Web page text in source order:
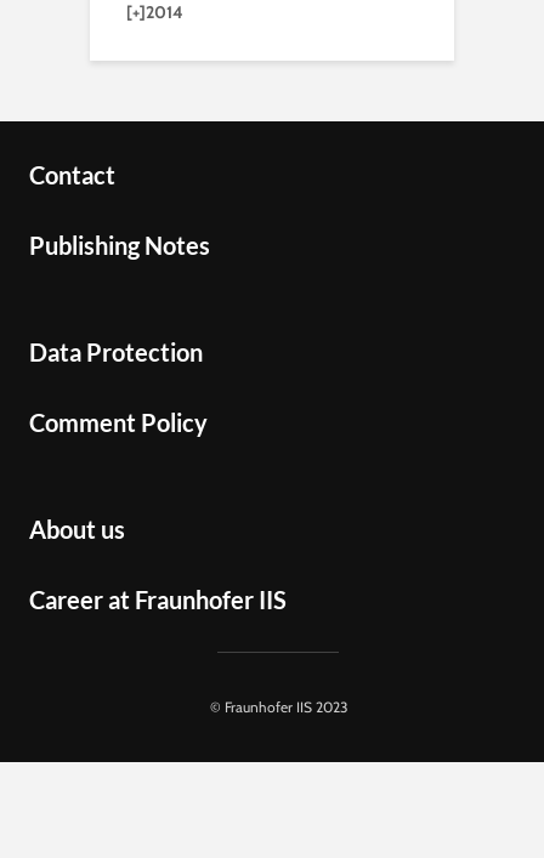
[+]2014
Contact
Publishing Notes
Data Protection
Comment Policy
About us
Career at Fraunhofer IIS
© Fraunhofer IIS 2023